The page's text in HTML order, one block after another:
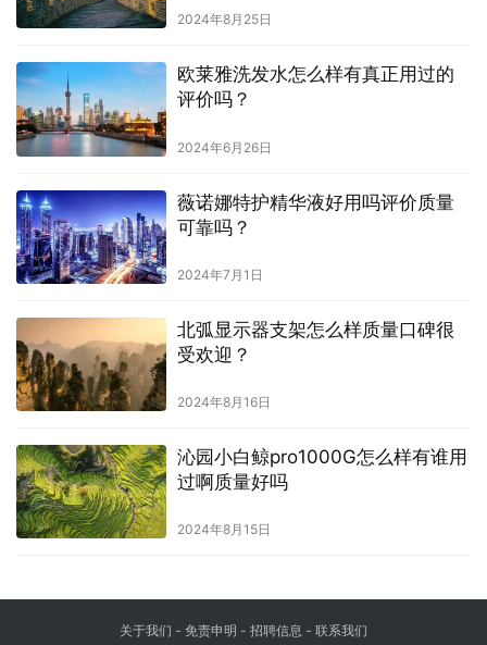
2024年8月25日
欧莱雅洗发水怎么样有真正用过的
评价吗？
2024年6月26日
薇诺娜特护精华液好用吗评价质量
可靠吗？
2024年7月1日
北弧显示器支架怎么样质量口碑很
受欢迎？
2024年8月16日
沁园小白鲸pro1000G怎么样有谁用
过啊质量好吗
2024年8月15日
关于我们 - 免责申明 - 招聘信息 - 联系我们